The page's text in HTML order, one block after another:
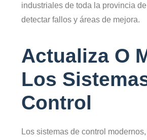
industriales de toda la provincia de
detectar fallos y áreas de mejora.
Actualiza O
Los
Control
Los sistemas de control